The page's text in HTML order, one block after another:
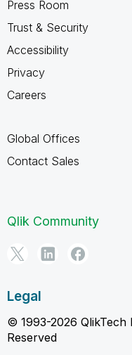
Press Room
Trust & Security
Accessibility
Privacy
Careers
Global Offices
Contact Sales
Qlik Community
Legal
© 1993-2026 QlikTech
Reserved